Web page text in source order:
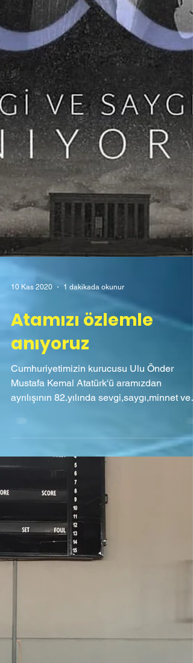
Atamızı özlemle
anıyoruz
Cumhuriyetimizin kurucusu Ulu Önder
ayrılışının 82.yılında sevgi,saygı,minnet ve
özlemle anıyoruz